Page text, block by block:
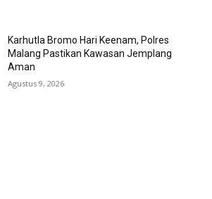
Karhutla Bromo Hari Keenam, Polres
Malang Pastikan Kawasan Jemplang
Aman
Agustus 9, 2026